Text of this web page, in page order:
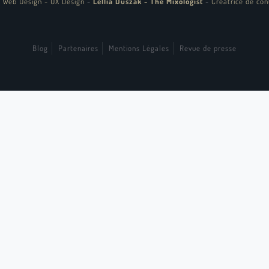
Blog Partenaires Mentions Légales Revue de presse